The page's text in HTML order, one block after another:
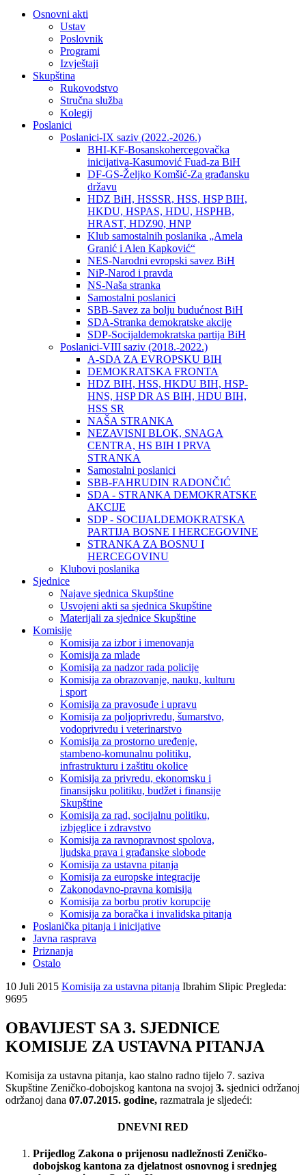
Osnovni akti
Ustav
Poslovnik
Programi
Izvještaji
Skupština
Rukovodstvo
Stručna služba
Kolegij
Poslanici
Poslanici-IX saziv (2022.-2026.)
BHI-KF-Bosanskohercegovačka
inicijativa-Kasumović Fuad-za BiH
DF-GS-Željko Komšić-Za građansku
državu
HDZ BiH, HSSSR, HSS, HSP BIH,
HKDU, HSPAS, HDU, HSPHB,
HRAST, HDZ90, HNP
Klub samostalnih poslanika „Amela
Granić i Alen Kapković“
NES-Narodni evropski savez BiH
NiP-Narod i pravda
NS-Naša stranka
Samostalni poslanici
SBB-Savez za bolju budućnost BiH
SDA-Stranka demokratske akcije
SDP-Socijaldemokratska partija BiH
Poslanici-VIII saziv (2018.-2022.)
A-SDA ZA EVROPSKU BIH
DEMOKRATSKA FRONTA
HDZ BIH, HSS, HKDU BIH, HSP-
HNS, HSP DR AS BIH, HDU BIH,
HSS SR
NAŠA STRANKA
NEZAVISNI BLOK, SNAGA
CENTRA, HS BIH I PRVA
STRANKA
Samostalni poslanici
SBB-FAHRUDIN RADONČIĆ
SDA - STRANKA DEMOKRATSKE
AKCIJE
SDP - SOCIJALDEMOKRATSKA
PARTIJA BOSNE I HERCEGOVINE
STRANKA ZA BOSNU I
HERCEGOVINU
Klubovi poslanika
Sjednice
Najave sjednica Skupštine
Usvojeni akti sa sjednica Skupštine
Materijali za sjednice Skupštine
Komisije
Komisija za izbor i imenovanja
Komisija za mlade
Komisija za nadzor rada policije
Komisija za obrazovanje, nauku, kulturu
i sport
Komisija za pravosuđe i upravu
Komisija za poljoprivredu, šumarstvo,
vodoprivredu i veterinarstvo
Komisija za prostorno uređenje,
stambeno-komunalnu politiku,
infrastrukturu i zaštitu okolice
Komisija za privredu, ekonomsku i
finansijsku politiku, budžet i finansije
Skupštine
Komisija za rad, socijalnu politiku,
izbjeglice i zdravstvo
Komisija za ravnopravnost spolova,
ljudska prava i građanske slobode
Komisija za ustavna pitanja
Komisija za europske integracije
Zakonodavno-pravna komisija
Komisija za borbu protiv korupcije
Komisija za boračka i invalidska pitanja
Poslanička pitanja i inicijative
Javna rasprava
Priznanja
Ostalo
10 Juli 2015 Komisija za ustavna pitanja Ibrahim Slipic Pregleda:
9695
OBAVIJEST SA 3. SJEDNICE
KOMISIJE ZA USTAVNA PITANJA
Komisija za ustavna pitanja, kao stalno radno tijelo 7. saziva
Skupštine Zeničko-dobojskog kantona na svojoj 3. sjednici održanoj
održanoj dana 07.07.2015. godine, razmatrala je sljedeći:
DNEVNI RED
Prijedlog Zakona o prijenosu nadležnosti Zeničko-
dobojskog kantona za djelatnost osnovnog i srednjeg